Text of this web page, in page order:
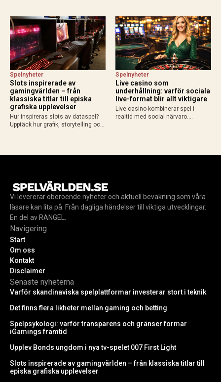
hållbart spelande.
släpps 27 maj 2026.
Slots inspirerade av
gamingvärlden – från
klassiska titlar till episka
grafiska upplevelser
Spelnyheter
Hur inspireras slots av dataspel?
Upptäck hur grafik, storytelling och
Live casino som
underhållning: varför sociala
live-format blir allt viktigare
Spelnyheter
Live casino kombinerar spel i
realtid med social närvaro.
Vi levererar oberoende nyheter och aktuell bevakning som våra
läsare kan lita på. Från dagliga händelser till viktiga utvecklingar.
En del av RANGEL.
Navigering
Start
Om oss
Kontakt
Disclaimer
Senaste nyheterna
Varför skandinaviska spelplattformar investerar stort i teknik
Det finns flera likheter mellan gaming och betting
Spelpsykologi: varför transparens och gränser formar
iGamings framtid
Upplev Bonds ungdom i nya tv-spelet 007 First Light
Slots inspirerade av gamingvärlden – från klassiska titlar till
episka grafiska upplevelser